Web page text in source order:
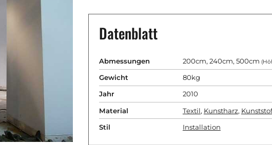
Datenblatt
Abmessungen 200cm, 240cm, 500cm
Gewicht 80kg
Jahr 2010
Material Textil, Kunstharz,
Stil Installation